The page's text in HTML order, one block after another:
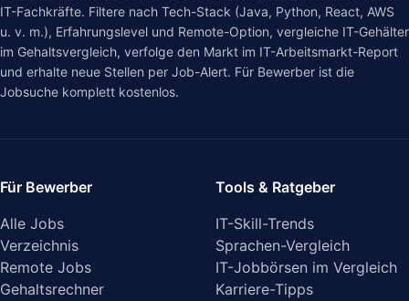
IT-Fachkräfte. Filtere nach Tech-Stack (Java, Python, React, AWS
u. v. m.), Erfahrungslevel und Remote-Option, vergleiche IT-Gehälter
im Gehaltsvergleich, verfolge den Markt im IT-Arbeitsmarkt-Report
und erhalte neue Stellen per Job-Alert. Für Bewerber ist die
Jobsuche komplett kostenlos.
Für Bewerber
Alle Jobs
Verzeichnis
Remote Jobs
Gehaltsrechner
Tools & Ratgeber
IT-Skill-Trends
Sprachen-Vergleich
IT-Jobbörsen im Vergleich
Karriere-Tipps